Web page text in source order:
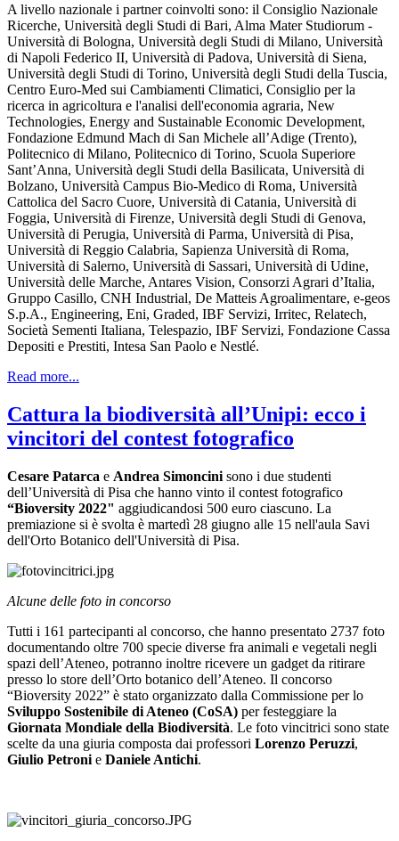
A livello nazionale i partner coinvolti sono: il Consiglio Nazionale
Ricerche, Università degli Studi di Bari, Alma Mater Studiorum -
Università di Bologna, Università degli Studi di Milano, Università
di Napoli Federico II, Università di Padova, Università di Siena,
Università degli Studi di Torino, Università degli Studi della Tuscia,
Centro Euro-Med sui Cambiamenti Climatici, Consiglio per la
ricerca in agricoltura e l'analisi dell'economia agraria, New
Technologies, Energy and Sustainable Economic Development,
Fondazione Edmund Mach di San Michele all’Adige (Trento),
Politecnico di Milano, Politecnico di Torino, Scuola Superiore
Sant’Anna, Università degli Studi della Basilicata, Università di
Bolzano, Università Campus Bio-Medico di Roma, Università
Cattolica del Sacro Cuore, Università di Catania, Università di
Foggia, Università di Firenze, Università degli Studi di Genova,
Università di Perugia, Università di Parma, Università di Pisa,
Università di Reggio Calabria, Sapienza Università di Roma,
Università di Salerno, Università di Sassari, Università di Udine,
Università delle Marche, Antares Vision, Consorzi Agrari d’Italia,
Gruppo Casillo, CNH Industrial, De Matteis Agroalimentare, e-geos
S.p.A., Engineering, Eni, Graded, IBF Servizi, Irritec, Relatech,
Società Sementi Italiana, Telespazio, IBF Servizi, Fondazione Cassa
Depositi e Prestiti, Intesa San Paolo e Nestlé.
Read more...
Cattura la biodiversità all’Unipi: ecco i
vincitori del contest fotografico
Cesare Patarca e Andrea Simoncini sono i due studenti
dell’Università di Pisa che hanno vinto il contest fotografico
“Bioversity 2022" aggiudicandosi 500 euro ciascuno. La
premiazione si è svolta è martedì 28 giugno alle 15 nell'aula Savi
dell'Orto Botanico dell'Università di Pisa.
Alcune delle foto in concorso
Tutti i 161 partecipanti al concorso, che hanno presentato 2737 foto
documentando oltre 700 specie diverse fra animali e vegetali negli
spazi dell’Ateneo, potranno inoltre ricevere un gadget da ritirare
presso lo store dell’Orto botanico dell’Ateneo. Il concorso
“Bioversity 2022” è stato organizzato dalla Commissione per lo
Sviluppo Sostenibile di Ateneo (CoSA) per festeggiare la
Giornata Mondiale della Biodiversità. Le foto vincitrici sono state
scelte da una giuria composta dai professori Lorenzo Peruzzi,
Giulio Petroni e Daniele Antichi.